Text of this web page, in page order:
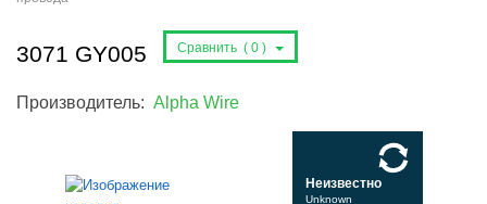
3071 GY005 Сравнить ( 0 )
Производитель: Alpha Wire